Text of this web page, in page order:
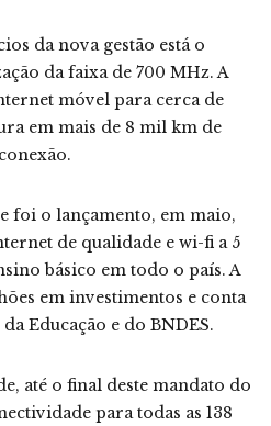
da nova gestão está o
da faixa de 700 MHz. A
móvel para cerca de
em mais de 8 mil km de
foi o lançamento, em maio,
de qualidade e wi-fi a 5
básico em todo o país. A
em investimentos e conta
Educação e do BNDES.
até o final deste mandato do
para todas as 138